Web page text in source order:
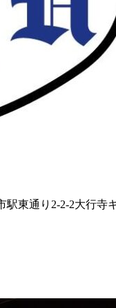
東通り2-2-2大行寺